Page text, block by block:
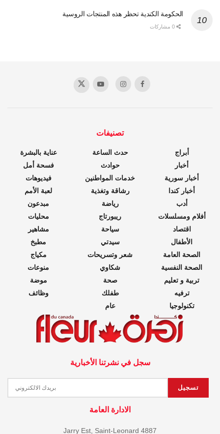
الحكومة الكندية تحظر هذه المنتجات الروسية
تصنيفات
أبراج
أخبار
أخبار سورية
أخبار كندا
أدب
أفلام ومسلسلات
اقتصاد
الأطفال
الصحة العامة
الصحة النفسية
تربية و تعليم
ترفيه
تكنولوجيا
حدث الساعة
حوادث
خدمات المواطنين
رشاقة وتغذية
رياضة
ريبورتاج
سياحة
سيدتي
شعر وتسريحات
شكاوي
صحة
طفلك
عام
عناية بالبشرة
فسحة أمل
فيديوهات
لعبة الأمم
مبدعون
محليات
مشاهير
مطبخ
مكياج
منوعات
موضة
وظائف
سجل في نشرتنا الأخبارية
الادارة العامة
4887 Jarry Est, Saint-Leonard